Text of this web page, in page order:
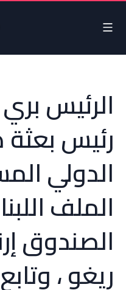
الرئيس
رئيس
الدولي
الملف
الصندوق
ريغو ،